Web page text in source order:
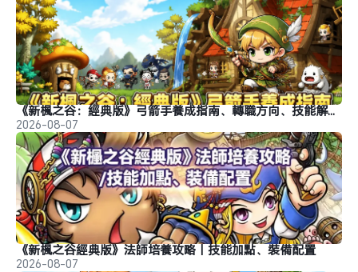
《新楓之谷：經典版》弓箭手養成指南、轉職方向、技能解析、玩法分析
2026-08-07
《新楓之谷經典版》法師培養攻略｜技能加點、裝備配置
2026-08-07